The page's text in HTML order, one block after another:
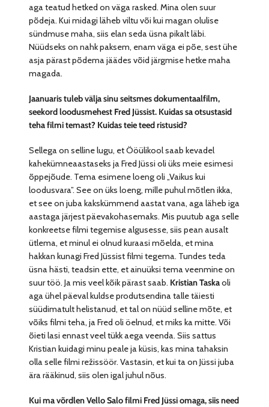
aga teatud hetked on väga rasked. Mina olen suur
põdeja. Kui midagi läheb viltu või kui magan olulise
sündmuse maha, siis elan seda üsna pikalt läbi.
Nüüdseks on nahk paksem, enam väga ei põe, sest ühe
asja pärast põdema jäädes võid järgmise hetke maha
magada.
Jaanuaris tuleb välja sinu seitsmes dokumentaalfilm,
seekord loodusmehest Fred Jüssist. Kuidas sa otsustasid
teha filmi temast? Kuidas teie teed ristusid?
Sellega on selline lugu, et Ööülikool saab kevadel
kahekümneaastaseks ja Fred Jüssi oli üks meie esimesi
õppejõude. Tema esimene loeng oli „Vaikus kui
loodusvara”. See on üks loeng, mille puhul mõtlen ikka,
et see on juba kakskümmend aastat vana, aga läheb iga
aastaga järjest päevakohasemaks. Mis puutub aga selle
konkreetse filmi tegemise algusesse, siis pean ausalt
ütlema, et minul ei olnud kuraasi mõelda, et mina
hakkan kunagi Fred Jüssist filmi tegema. Tundes teda
üsna hästi, teadsin ette, et ainuüksi tema veenmine on
suur töö. Ja mis veel kõik pärast saab. Kristian Taskaoli
aga ühel päeval kuldse produtsendina talle täiesti
süüdimatult helistanud, et tal on nüüd selline mõte, et
võiks filmi teha, ja Fred oli öelnud, et miks ka mitte. Või
õieti lasi ennast veel tükk aega veenda. Siis sattus
Kristian kuidagi minu peale ja küsis, kas mina tahaksin
olla selle filmi režissöör. Vastasin, et kui ta on Jüssi juba
ära rääkinud, siis olen igal juhul nõus.
Kui ma võrdlen Vello Salo filmi Fred Jüssi omaga, siis need